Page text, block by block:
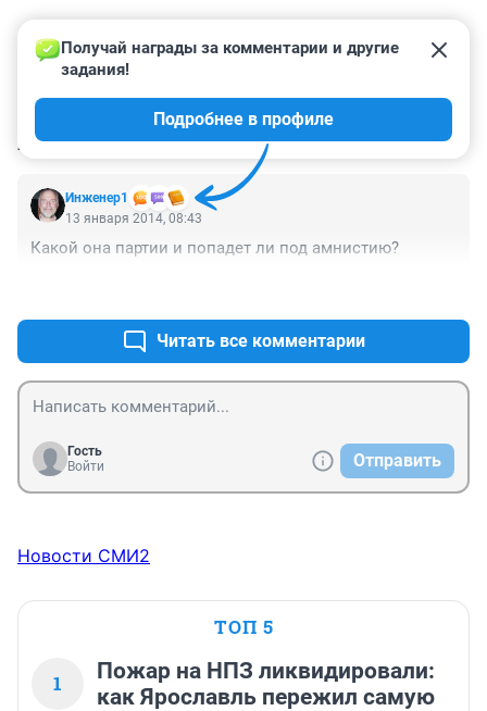
КОММЕНТАРИИ 2
Инженер1
Получай награды за комментарии и другие
задания!
Подробнее в профиле
13 января 2014, 08:43
Какой она партии и попадет ли под амнистию?
Читать все комментарии
Гость
Войти
Отправить
Новости СМИ2
ТОП 5
1
Пожар на НПЗ ликвидировали:
как Ярославль пережил самую